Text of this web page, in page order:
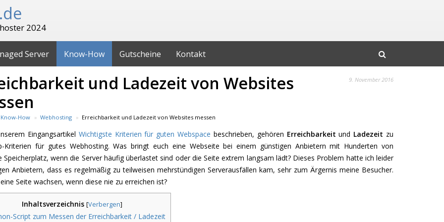
2024
Server Know-How Gutscheine Kontakt
9. November 2016
und Ladezeit von Websites
Know-How Webhosting Erreichbarkeit und Ladezeit von Websites messen
Eingangsartikel Wichtigste Kriterien für guten Webspace beschrieben, gehören Erreichbarkeit und Ladezeit zu
Kriterien für gutes Webhosting. Was bringt euch eine Webseite bei einem günstigen Anbietern mit Hunderten von
Speicherplatz, wenn die Server häufig überlastet sind oder die Seite extrem langsam lädt? Dieses Problem hatte ich leider
Anbietern, dass es regelmäßig zu teilweisen mehrstündigen Serverausfällen kam, sehr zum Ärgernis meine Besucher.
Seite wachsen, wenn diese nie zu erreichen ist?
Inhaltsverzeichnis [Verbergen]
Script zum Messen der Erreichbarkeit / Ladezeit